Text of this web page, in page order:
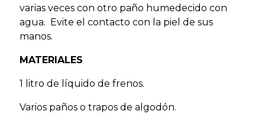
varias veces con otro paño humedecido con
agua. Evite el contacto con la piel de sus
manos.
MATERIALES
1 litro de líquido de frenos.
Varios paños o trapos de algodón.